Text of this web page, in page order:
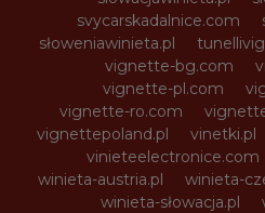
svycarskadalnice.com
słoweniawinieta.pl
vignette-bg.com
vignette-pl.com
vignette-ro.com
vignettepoland.pl
vinetki.pl
vinieteelectronice.com
winieta-austria.pl
winieta-
winieta-słowacja.pl